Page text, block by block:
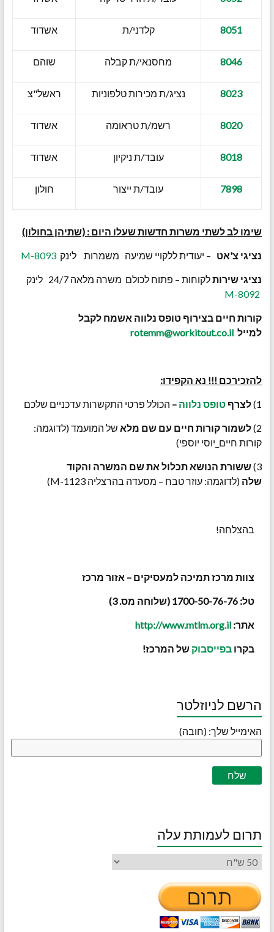
8051 קלדני/ת אשדוד
8046 מחסנאי/ת קבלה שוהם
8023 נציג/ת מכירות טלפוניות ראשל"צ
8020 רשמ/ת טראומה אשדוד
8018 עובד/ת ניקיון אשדוד
7898 עובד/ת ייצור חולון
שימו לב לשתי משרות חדשות שעלו היום : (שתיהן בחולון)
נציגי צ'אט – יעודית ללקויי שמיעה משמרות לינק 8093-M
נציגי שירות
לקוחות – פתוח לכולם משרה מלאה 24/7 לינק
8092-M
קורות חיים בצירוף טופס נלווה אשמח לקבל
למייל rotemm@workitout.co.il
להזכירכם !!! נא הקפידו:
1) לצרף טופס נלווה – הכולל פרטי התקשרות עדכניים שלכם
2) לשמור קורות חיים עם שם מלא של המועמד (לדוגמה:
קורות חיים_יוסי יוספי)
3) ששורת הנושא תכלול את שם המשרה והקוד
שלה (לדוגמה: עוזר טבח – מסעדה בהרצליה M-1123)
בהצלחה!
צוות מרכז תמיכה למעסיקים – אזור מרכז
טל: 1700-50-76-76 (שלוחה מס. 3)
אתר: http://www.mtlm.org.il
בקרו בפייסבוק של המרכז!
הרשם לניוזלטר
האימייל שלך: (חובה)
תרום לעמותת עלה